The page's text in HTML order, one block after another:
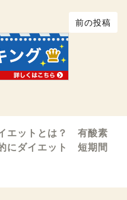
前の投稿
エットとは？ 有酸素
にダイエット 短期間